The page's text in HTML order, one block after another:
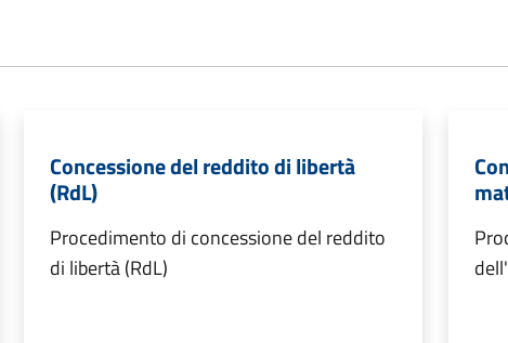
Concessione del reddito di libertà
(RdL)
Procedimento di concessione del reddito
di libertà (RdL)